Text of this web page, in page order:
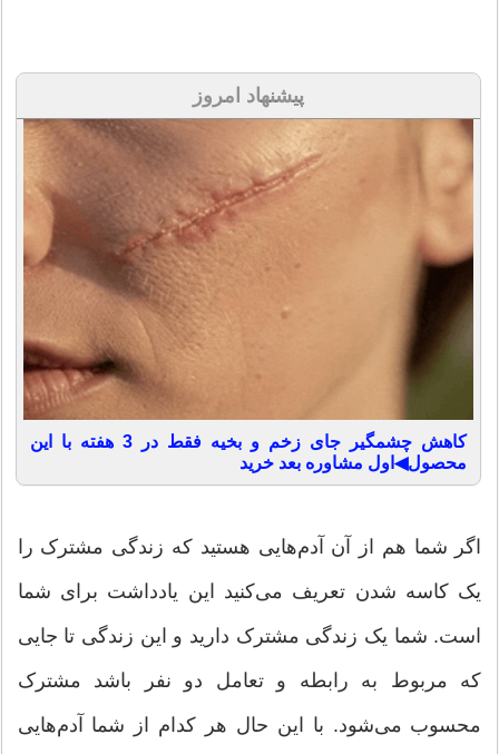
پیشنهاد امروز
کاهش چشمگیر جای زخم و بخیه فقط در 3 هفته با این
محصول◀اول مشاوره بعد خرید
اگر شما هم از آن آدم‌هایی هستید که زندگی مشترک را
یک کاسه شدن تعریف می‌کنید این یادداشت برای شما
است. شما یک زندگی مشترک دارید و این زندگی تا جایی
که مربوط به رابطه و تعامل دو نفر باشد مشترک
محسوب می‌شود. با این حال هر کدام از شما آدم‌هایی